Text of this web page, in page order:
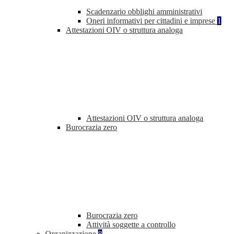
Scadenzario obblighi amministrativi
Oneri informativi per cittadini e imprese 1
Attestazioni OIV o struttura analoga
Attestazioni OIV o struttura analoga
Burocrazia zero
Burocrazia zero
Attività soggette a controllo